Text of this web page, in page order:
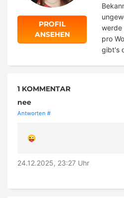
PROFIL
ANSEHEN
werde
pro
gibt's
1 KOMMENTAR
nee
Antworten #
😜
24.12.2025, 23:27 Uhr